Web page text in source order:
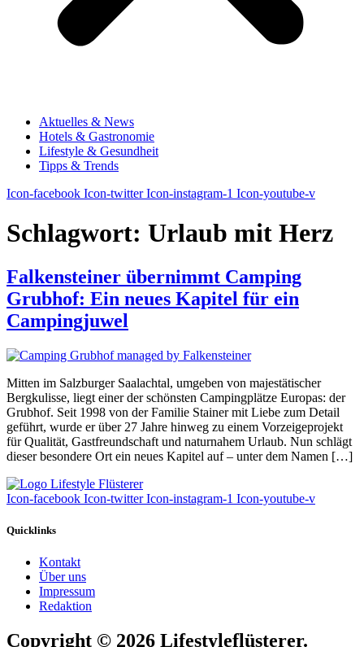
Aktuelles & News
Hotels & Gastronomie
Lifestyle & Gesundheit
Tipps & Trends
Icon-facebook Icon-twitter Icon-instagram-1 Icon-youtube-v
Schlagwort: Urlaub mit Herz
Falkensteiner übernimmt Camping
Grubhof: Ein neues Kapitel für ein
Campingjuwel
Mitten im Salzburger Saalachtal, umgeben von majestätischer
Bergkulisse, liegt einer der schönsten Campingplätze Europas: der
Grubhof. Seit 1998 von der Familie Stainer mit Liebe zum Detail
geführt, wurde er über 27 Jahre hinweg zu einem Vorzeigeprojekt
für Qualität, Gastfreundschaft und naturnahem Urlaub. Nun schlägt
dieser besondere Ort ein neues Kapitel auf – unter dem Namen […]
Icon-facebook Icon-twitter Icon-instagram-1 Icon-youtube-v
Quicklinks
Kontakt
Über uns
Impressum
Redaktion
Copyright © 2026 Lifestyleflüsterer.